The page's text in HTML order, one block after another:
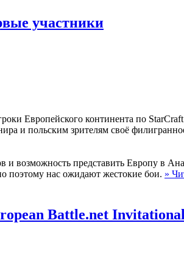
участники
Европейского континента по StarCraft
и польским зрителям своё
и возможность представить Европу в
поэтому нас ожидают жестокие бои. »
Battle.net